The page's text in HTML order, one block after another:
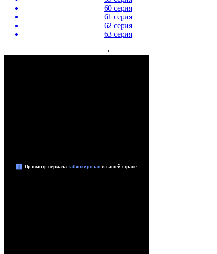
60 серия
61 серия
62 серия
63 серия
›